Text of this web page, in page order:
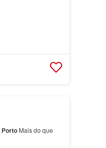
PortoMais do que